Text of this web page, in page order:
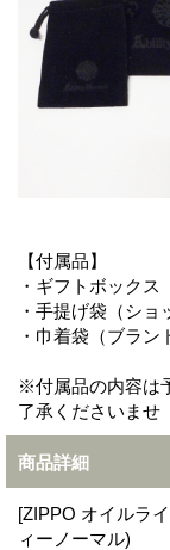
【付属品】
・ギフトボックス
・手提げ袋（ショ
・巾着袋（ブラン
※付属品の内容は
了承くださいませ
商品詳細
[ZIPPO オイルラ
ィーノーマル)